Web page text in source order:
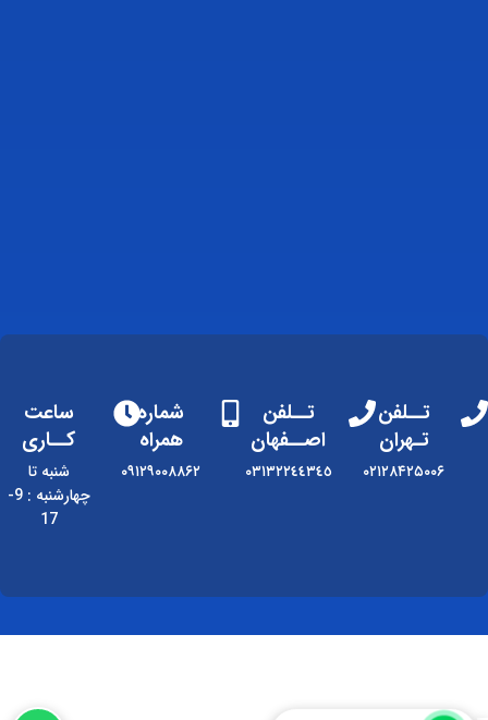
تــلفن
تـهران
۰۲۱۲۸۴۲۵۰۰۶
تــلفن
اصــفهان
٠٣١٣٢٢٤٤٣٤٥
شماره
همراه
۰۹۱۲۹۰۰۸۸۶۲
ساعت
کــاری
شنبه تا
چهارشنبه : 9-
17